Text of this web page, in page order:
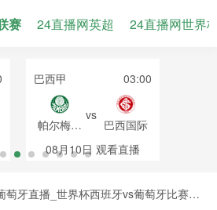
赛 24直播网英超 24直播网世界
巴西甲 03:00
帕尔梅拉
斯
vs
巴西国际
08月10日 观看直播
萄牙直播_世界杯西班牙vs葡萄牙比赛直